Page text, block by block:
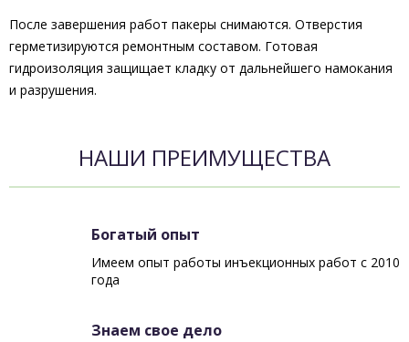
После завершения работ пакеры снимаются. Отверстия
герметизируются ремонтным составом. Готовая
гидроизоляция защищает кладку от дальнейшего намокания
и разрушения.
НАШИ ПРЕИМУЩЕСТВА
Богатый опыт
Имеем опыт работы инъекционных работ с 2010
года
Знаем свое дело